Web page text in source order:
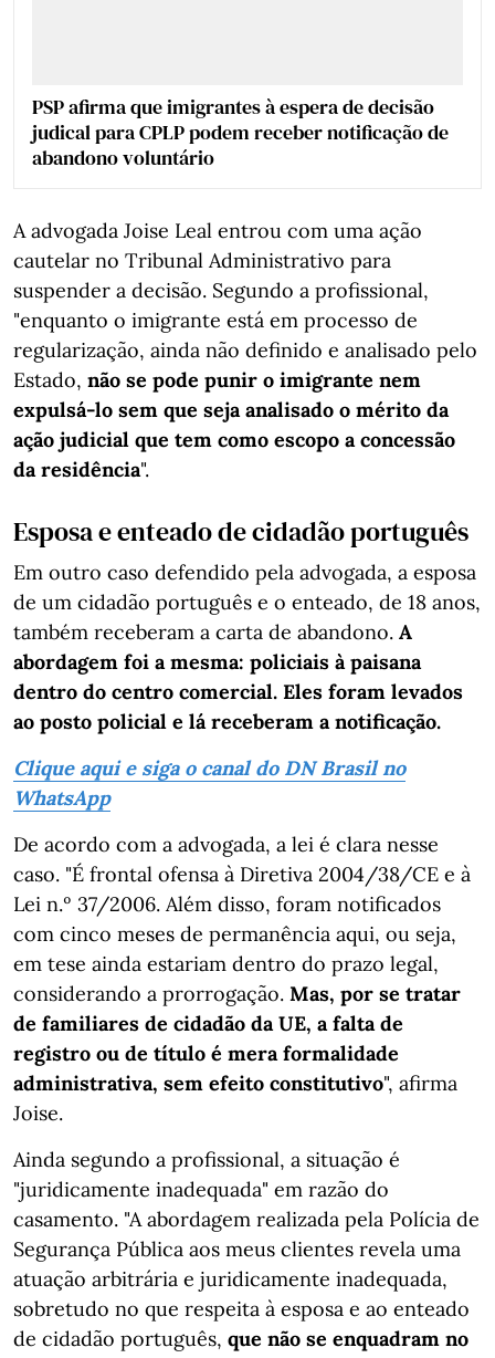
PSP afirma que imigrantes à espera de decisão
judical para CPLP podem receber notificação de
abandono voluntário
A advogada Joise Leal entrou com uma ação
cautelar no Tribunal Administrativo para
suspender a decisão. Segundo a profissional,
"enquanto o imigrante está em processo de
regularização, ainda não definido e analisado pelo
Estado, não se pode punir o imigrante nem
expulsá-lo sem que seja analisado o mérito da
ação judicial que tem como escopo a concessão
da residência".
Esposa e enteado de cidadão português
Em outro caso defendido pela advogada, a esposa
de um cidadão português e o enteado, de 18 anos,
também receberam a carta de abandono. A
abordagem foi a mesma: policiais à paisana
dentro do centro comercial. Eles foram levados
ao posto policial e lá receberam a notificação.
Clique aqui e siga o canal do DN Brasil no
WhatsApp
De acordo com a advogada, a lei é clara nesse
caso. "É frontal ofensa à Diretiva 2004/38/CE e à
Lei n.º 37/2006. Além disso, foram notificados
com cinco meses de permanência aqui, ou seja,
em tese ainda estariam dentro do prazo legal,
considerando a prorrogação. Mas, por se tratar
de familiares de cidadão da UE, a falta de
registro ou de título é mera formalidade
administrativa, sem efeito constitutivo", afirma
Joise.
Ainda segundo a profissional, a situação é
"juridicamente inadequada" em razão do
casamento. "A abordagem realizada pela Polícia de
Segurança Pública aos meus clientes revela uma
atuação arbitrária e juridicamente inadequada,
sobretudo no que respeita à esposa e ao enteado
de cidadão português, que não se enquadram no